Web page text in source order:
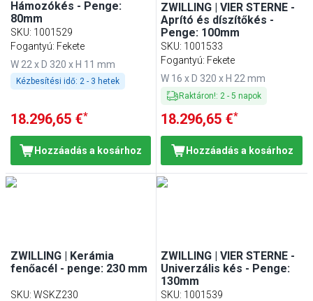
Hámozókés - Penge:
80mm
SKU: 1001529
Fogantyú: Fekete
W 22 x D 320 x H 11 mm
Kézbesítési idő: 2 - 3 hetek
18.296,65 €*
Hozzáadás a kosárhoz
ZWILLING | VIER STERNE -
Aprító és díszítőkés -
Penge: 100mm
SKU: 1001533
Fogantyú: Fekete
W 16 x D 320 x H 22 mm
Raktáron!: 2 -5 napok
18.296,65 €*
Hozzáadás a kosárhoz
ZWILLING | Kerámia
fenőacél - penge: 230 mm
SKU: WSKZ230
ZWILLING | VIER STERNE -
Univerzális kés - Penge:
130mm
SKU: 1001539